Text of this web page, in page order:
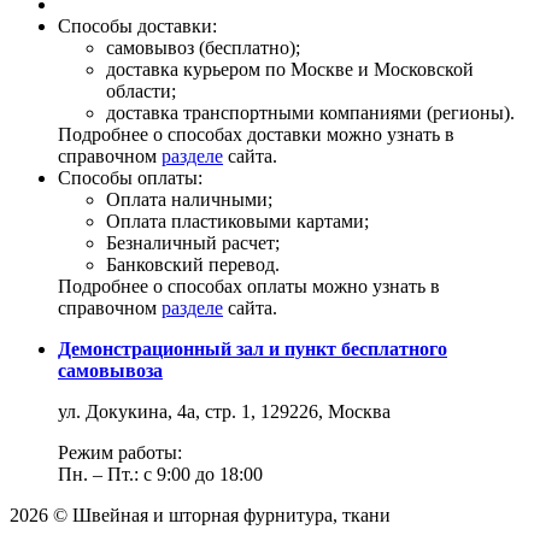
Способы доставки:
самовывоз (бесплатно);
доставка курьером по Москве и Московской
области;
доставка транспортными компаниями (регионы).
Подробнее о способах доставки можно узнать в
справочном разделе сайта.
Способы оплаты:
Оплата наличными;
Оплата пластиковыми картами;
Безналичный расчет;
Банковский перевод.
Подробнее о способах оплаты можно узнать в
справочном разделе сайта.
Демонстрационный зал и пункт бесплатного
самовывоза
ул. Докукина, 4а, стр. 1, 129226, Москва
Режим работы:
Пн. – Пт.: с 9:00 до 18:00
2026 © Швейная и шторная фурнитура, ткани